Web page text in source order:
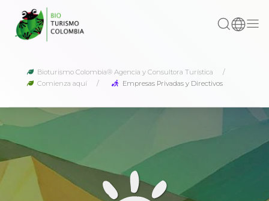
Bioturismo Colombia® Agencia y Consultora Turística
Comienza aquí
Empresas Privadas y Directivos